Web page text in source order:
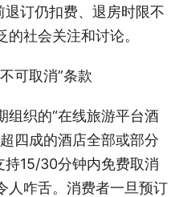
退订仍扣费、退房时限不
社会关注和讨论。
可取消”条款
组织的“在线旅游平台酒
四成的酒店全部或部分
持15/30分钟内免费取消
人咋舌。消费者一旦预订